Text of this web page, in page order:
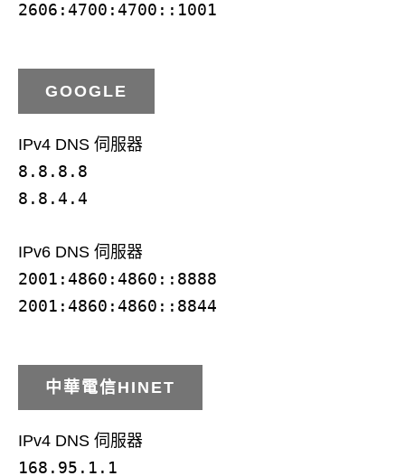
2606:4700:4700::1001
GOOGLE
IPv4 DNS 伺服器
8.8.8.8
8.8.4.4
IPv6 DNS 伺服器
2001:4860:4860::8888
2001:4860:4860::8844
中華電信HINET
IPv4 DNS 伺服器
168.95.1.1